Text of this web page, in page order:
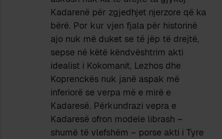
Kadarenë për zgjedhjet njerzore që ka
bërë. Por kur vjen fjala për historinë
ajo nuk më duket se të jëp të drejtë,
sepse në këtë këndvështrim akti
idealist i Kokomanit, Lezhos dhe
Koprenckës nuk janë aspak më
inferiorë se verpa më e mirë e
Kadaresë. Përkundrazi vepra e
Kadaresë ofron modele librash –
shumë të vlefshëm – porse akti i Tyre